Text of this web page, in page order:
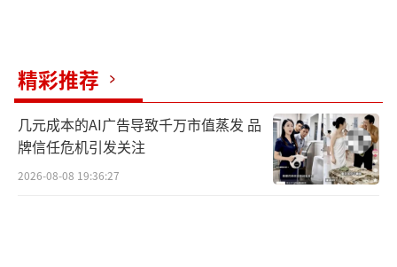
精彩推荐
几元成本的AI广告导致千万市值蒸发 品
牌信任危机引发关注
2026-08-08 19:36:27